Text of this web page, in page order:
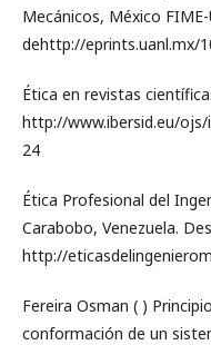
Mecánicos, México
dehttp://eprints.uanl.mx/
Ética en revistas
http://www.ibersid.eu/
24
Ética Profesional del
Carabobo, Venezuela.
http://
Fereira Osman ( )
conformación de un